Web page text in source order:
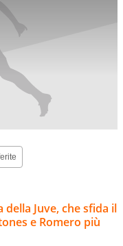
Juve, che sfida il
e Romero più